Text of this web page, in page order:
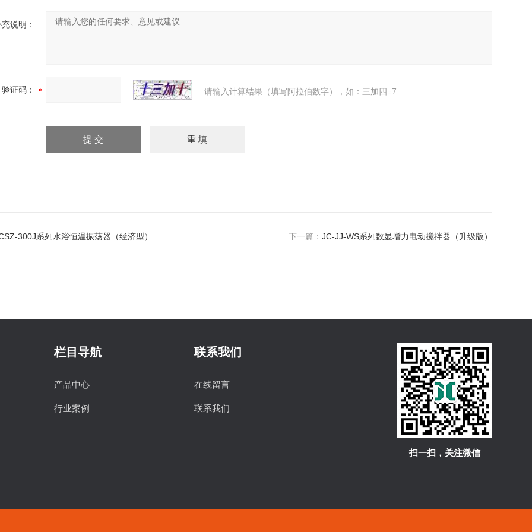
说明：
验证码： 请输入计算结果（填写阿拉伯数字），如：三加四=7
300J系列水浴恒温振荡器（经济型） 下一篇： JC-JJ-WS系列数显增力电动搅拌器（升级版）
栏目导航
产品中心
行业案例
联系我们
在线留言
联系我们
扫一扫，关注微信